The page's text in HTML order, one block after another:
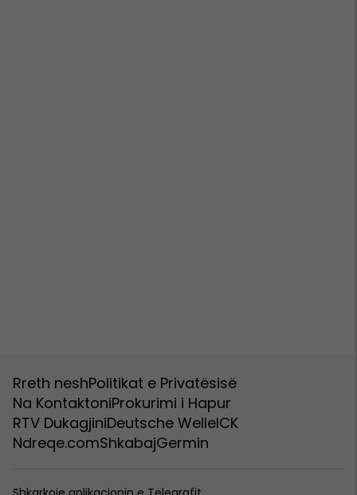
Rreth neshPolitikat e Privatësisë
Na KontaktoniProkurimi i Hapur
RTV DukagjiniDeutsche WelleICK
Ndreqe.comShkabajGermin